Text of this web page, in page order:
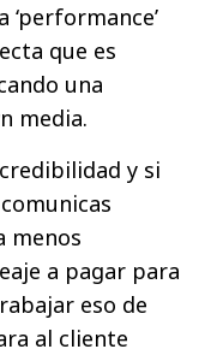
que es
una
media.
y si
menos
a pagar para
eso de
al cliente